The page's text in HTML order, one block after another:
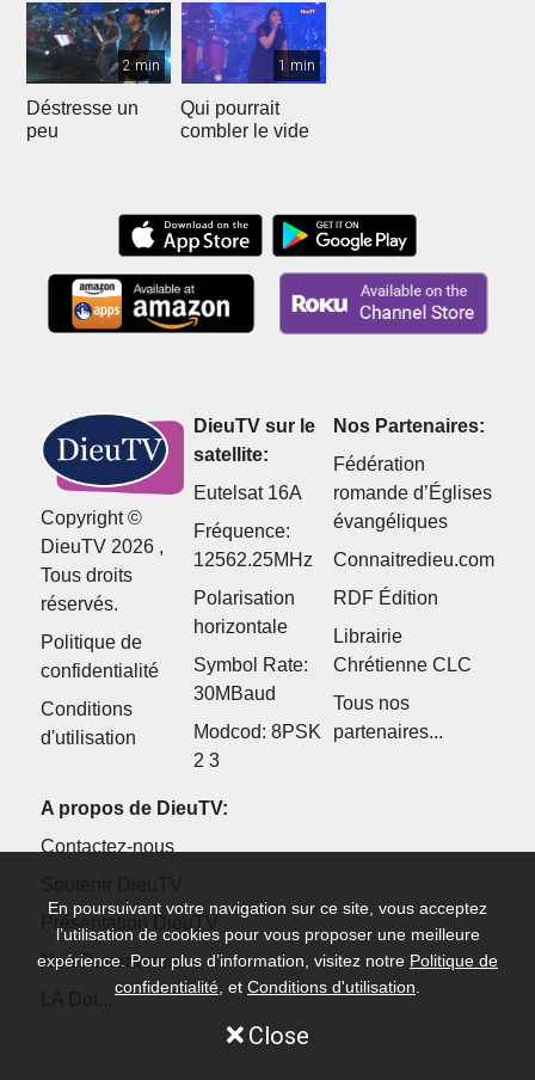
2 min
Déstresse un
peu
1 min
Qui pourrait
combler le vide
Copyright ©
DieuTV 2026 ,
Tous droits
réservés.
Politique de
confidentialité
Conditions
d'utilisation
DieuTV sur le
satellite:
Eutelsat 16A
Fréquence:
12562.25MHz
Polarisation
horizontale
Symbol Rate:
30MBaud
Modcod: 8PSK
2 3
Nos Partenaires:
Fédération
romande d’Églises
évangéliques
Connaitredieu.com
RDF Édition
Librairie
Chrétienne CLC
Tous nos
partenaires...
A propos de DieuTV:
Contactez-nous
Présentation DieuTV
Nos Partenaires
En poursuivant votre navigation sur ce site, vous acceptez
l’utilisation de cookies pour vous proposer une meilleure
expérience. Pour plus d’information, visitez notre Politique de
confidentialité , et Conditions d'utilisation